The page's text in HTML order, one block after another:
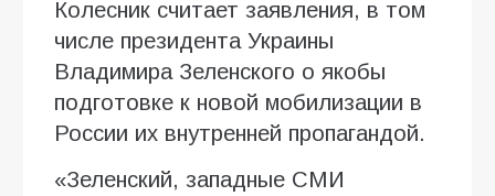
Колесник считает заявления, в том
числе президента Украины
Владимира Зеленского о якобы
подготовке к новой мобилизации в
России их внутренней пропагандой.
«Зеленский, западные СМИ